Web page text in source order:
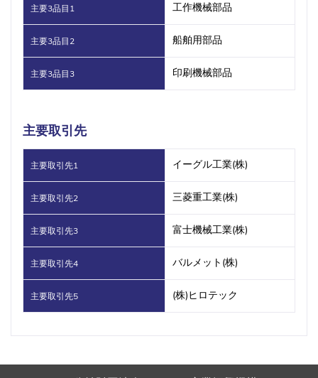
主要3品目1 工作機械部品
主要3品目2 船舶用部品
主要3品目3 印刷機械部品
主要取引先
主要取引先1 イーグル工業(株)
主要取引先2 三菱重工業(株)
主要取引先3 富士機械工業(株)
主要取引先4 バルメット(株)
主要取引先5 (株)ヒロテック